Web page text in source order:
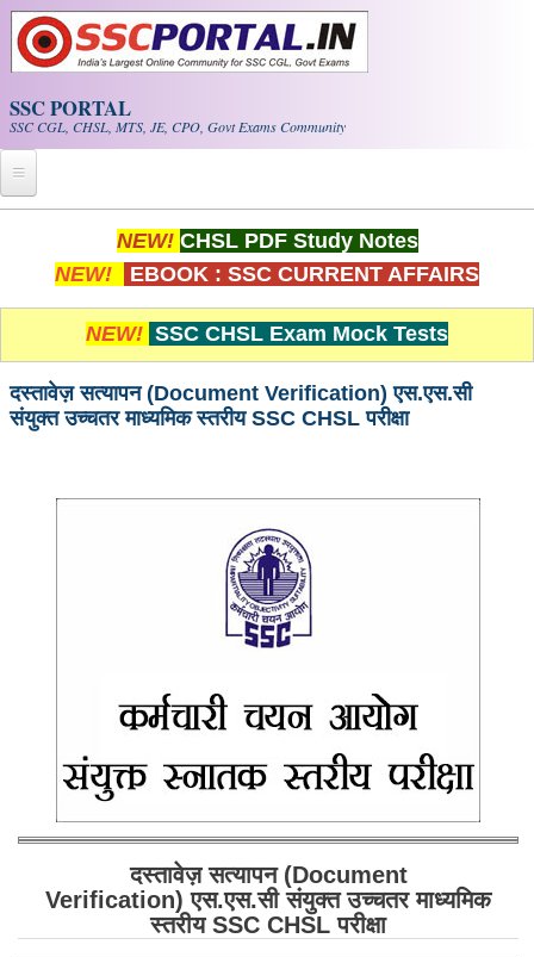
Skip to main content
SSC PORTAL
SSC CGL, CHSL, MTS, JE, CPO, Govt Exams Community
Whats New!
Exam Calendar
PDF NOTES
SSC CGL (Tier-1) हिन्दी PDF Notes
SSC CGL Tier-2 Notes
Scientific Assistant(IMD) PDF Notes
FREE Current Affairs
SSC CGL PDF Ebooks
SSC CHSL PDF Ebooks
SSC CGL
NEW! CHSL PDF Study Notes
NEW!
EBOOK : SSC CURRENT AFFAIRS
NEW! SSC CHSL Exam Mock Tests
दस्तावेज़ सत्यापन (Document Verification) एस.एस.सी
संयुक्त उच्चतर माध्यमिक स्तरीय SSC CHSL परीक्षा
दस्तावेज़ सत्यापन (Document
Verification) एस.एस.सीसंयुक्त उच्चतर माध्यमिक
स्तरीय SSC CHSL परीक्षा